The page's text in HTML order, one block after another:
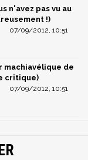
n'avez pas vu au
!)
07/09/2012, 10:51
machiavélique de
critique)
07/09/2012, 10:51